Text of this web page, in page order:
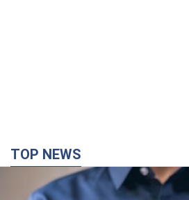
TOP NEWS